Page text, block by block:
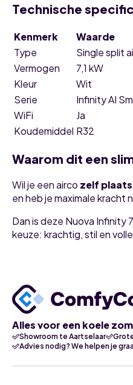
Technische
Kenmerk
Waarde
Type
Single split
Vermogen
7,1 kW
Kleur
Wit
Serie
Infinity AI
WiFi
Ja
Koudemiddel R32
Waarom dit een
Wil je een airco zelf
en heb je maximale kracht
Dan is deze Nuova Infinity
keuze: krachtig, stil en
Alles voor een koele
Showroom te Aartselaar
Advies nodig? We helpen je